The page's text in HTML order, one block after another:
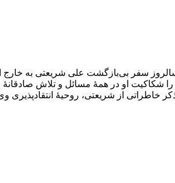
۱۳۵۸ در مراسمی که به مناسبت سالروز سفر
بارز مرحوم شریعتی را شکاکیت او در همۀ
خاطراتی از شریعتی، روحیۀ